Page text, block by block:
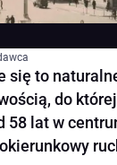
się to
do
58 lat w